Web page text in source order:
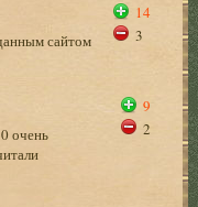
сайтом
14
3
очень
9
2